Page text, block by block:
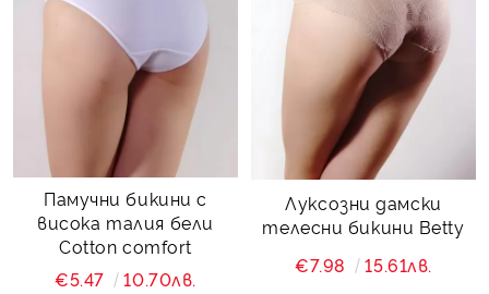
Памучни бикини с
висока талия бели
Cotton comfort
€5.47
10.70лв.
Луксозни дамски
телесни бикини Betty
€7.98
15.61лв.